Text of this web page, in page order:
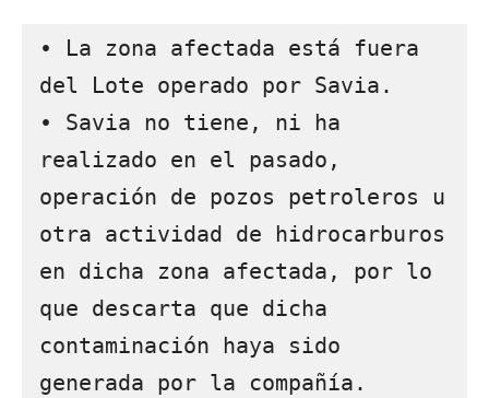
• La zona afectada está fuera
del Lote operado por Savia.
• Savia no tiene, ni ha
realizado en el pasado,
operación de pozos petroleros u
otra actividad de hidrocarburos
en dicha zona afectada, por lo
que descarta que dicha
contaminación haya sido
generada por la compañía.